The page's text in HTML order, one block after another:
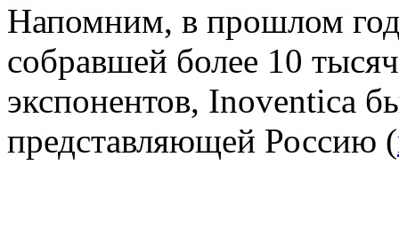
Напомним, в прошлом
собравшей более 10
экспонентов, Inoventica
представляющей Россию (